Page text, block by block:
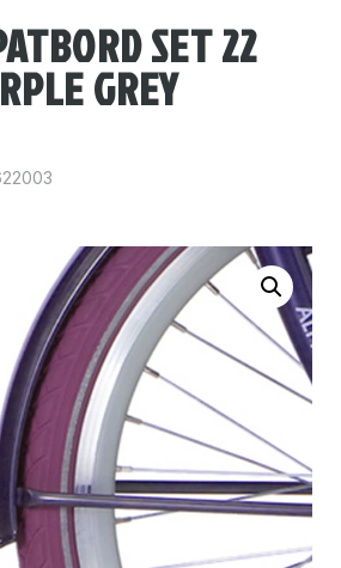
SET 22
GREY